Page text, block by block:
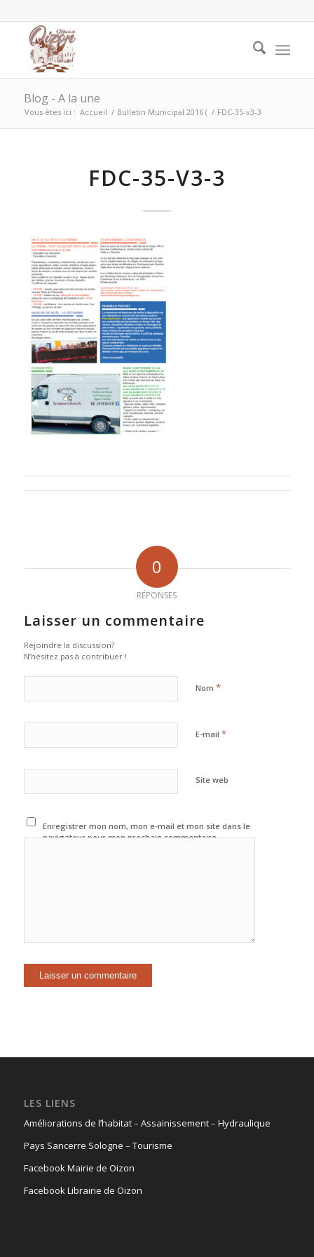
Blog - A la une
Vous êtes ici : Accueil / Bulletin Municipal 2016 ( / FDC-35-v3-3
FDC-35-V3-3
0
RÉPONSES
Laisser un commentaire
Rejoindre la discussion?
N’hésitez pas à contribuer !
Nom *
E-mail *
Site web
Enregistrer mon nom, mon e-mail et mon site dans le
navigateur pour mon prochain commentaire.
LES LIENS
Améliorations de l’habitat– Assainissement– Hydraulique
Pays Sancerre Sologne – Tourisme
Facebook Mairie de Oizon
Facebook Librairie de Oizon